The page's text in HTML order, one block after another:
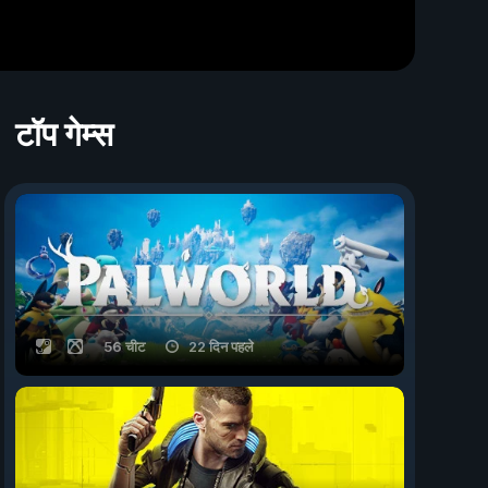
टॉप गेम्स
56 चीट 22 दिन पहले